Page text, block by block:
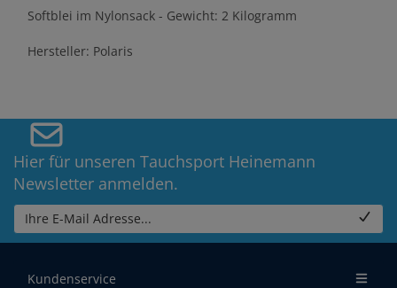
Softblei im Nylonsack - Gewicht: 2 Kilogramm
Hersteller: Polaris
Hier für unseren Tauchsport Heinemann
Newsletter anmelden.
Ihre E-Mail Adresse...
Kundenservice